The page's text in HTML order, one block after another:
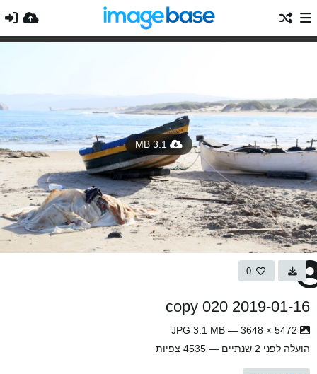
0
2019-01-16 020 copy
הועלה לפני 2 שנתיים — 4535 צפיות